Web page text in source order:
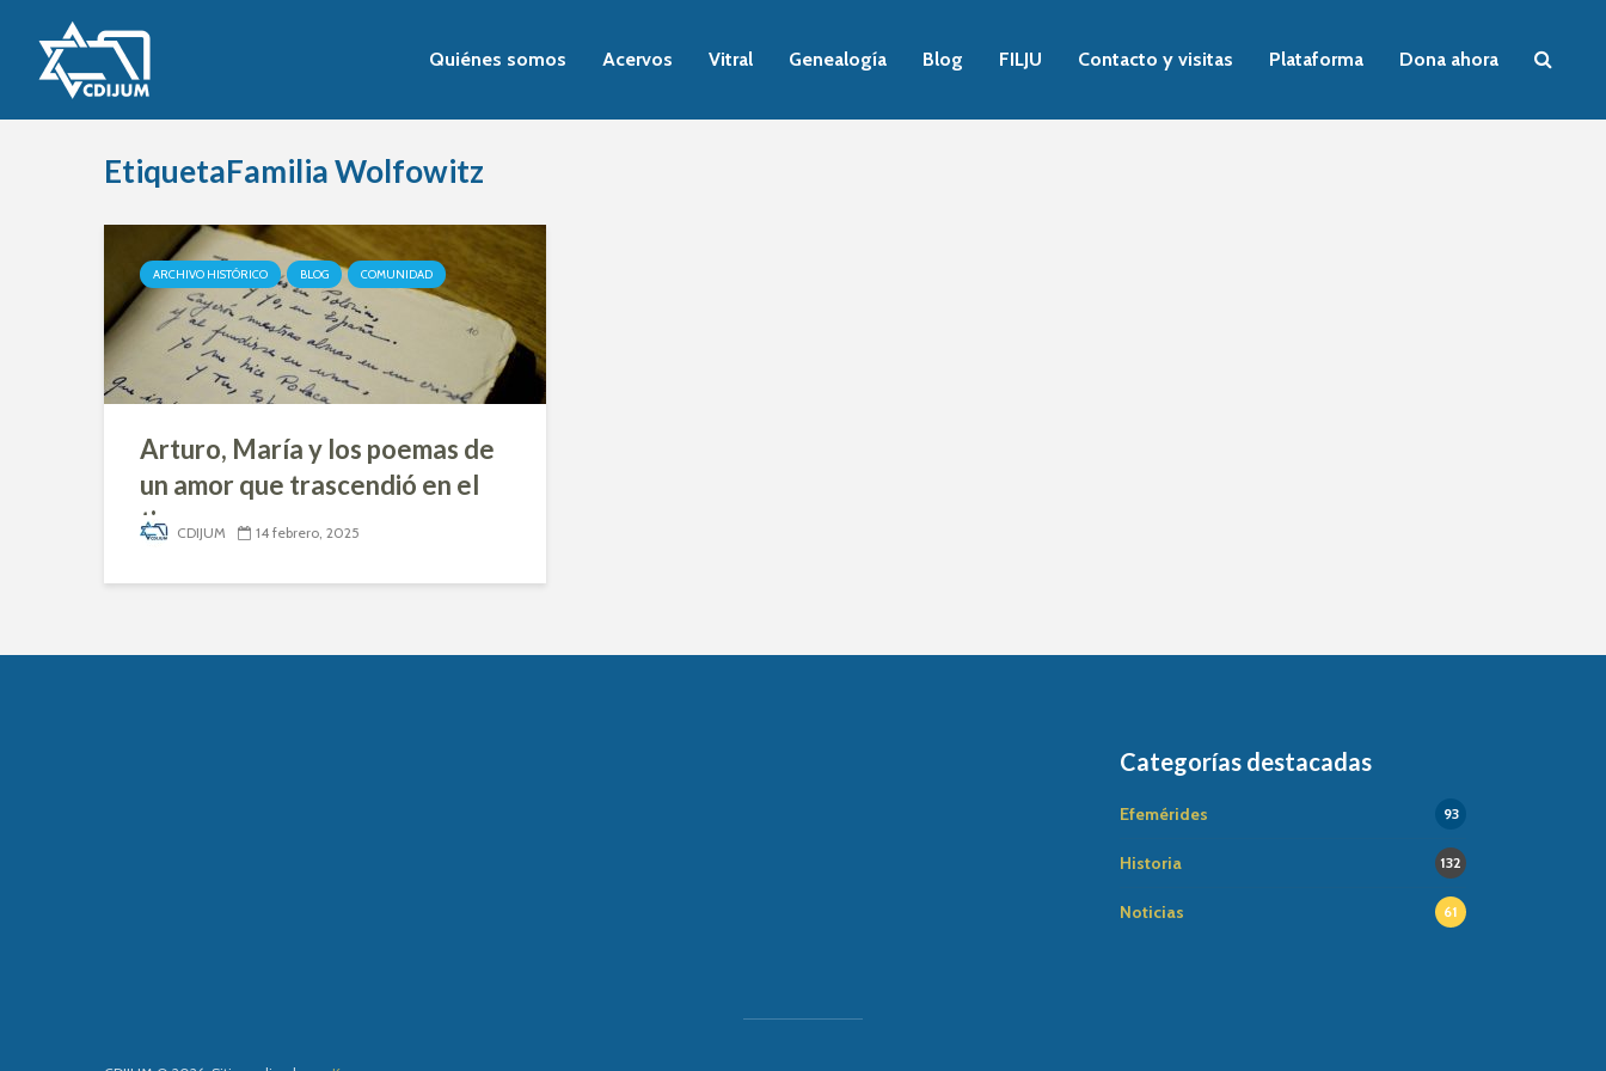
Quiénes somos Acervos Vitral Genealogía Blog FILJU Contacto y visitas Plataforma Dona ahora
EtiquetaFamilia Wolfowitz
ARCHIVO HISTÓRICO BLOG COMUNIDAD
Arturo, María y los poemas de
un amor que trascendió en el
tiempo
CDIJUM 14 febrero, 2025
Categorías destacadas
Efemérides 93
Historia 132
Noticias 61